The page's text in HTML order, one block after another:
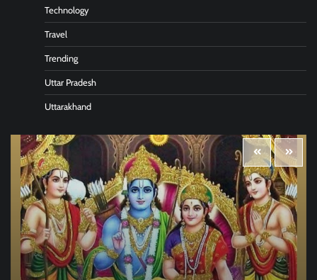
Technology
Travel
Trending
Uttar Pradesh
Uttarakhand